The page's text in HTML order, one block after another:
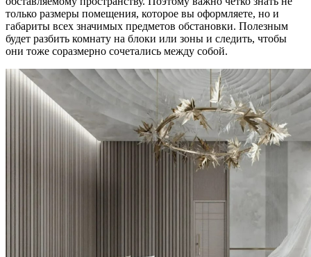
только размеры помещения, которое вы оформляете, но и
габариты всех значимых предметов обстановки. Полезным
будет разбить комнату на блоки или зоны и следить, чтобы
они тоже соразмерно сочетались между собой.